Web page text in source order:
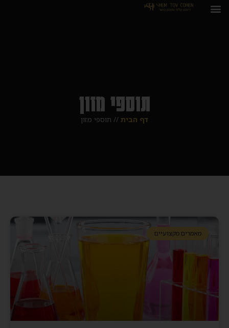
תוספי מזון
דף הבית // תוספי מזון
מאמרים מקצועיים